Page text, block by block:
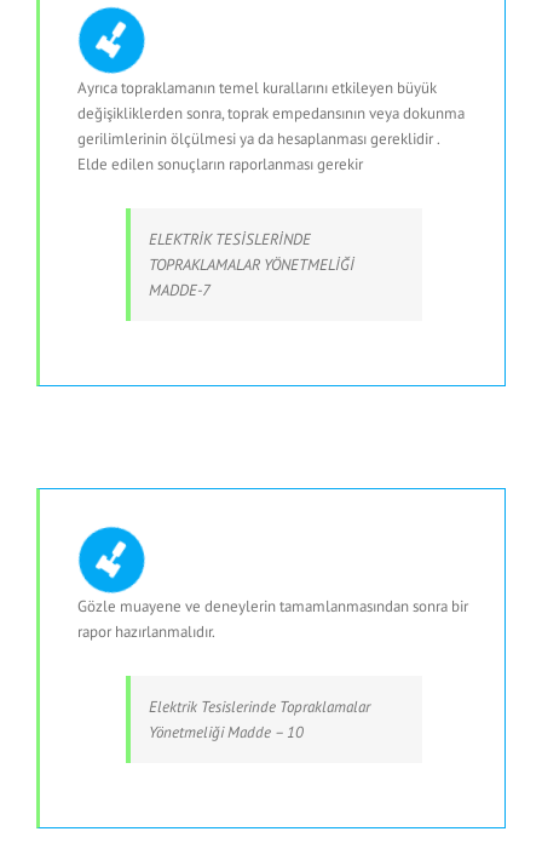
Ayrıca topraklamanın temel kurallarını etkileyen büyük
değişikliklerden sonra, toprak empedansının veya dokunma
gerilimlerinin ölçülmesi ya da hesaplanması gereklidir .
Elde edilen sonuçların raporlanması gerekir
ELEKTRİK TESİSLERİNDE
TOPRAKLAMALAR YÖNETMELİĞİ
MADDE-7
Gözle muayene ve deneylerin tamamlanmasından sonra bir
rapor hazırlanmalıdır.
Elektrik Tesislerinde Topraklamalar
Yönetmeliği Madde – 10